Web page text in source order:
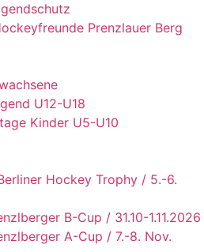
Prenzlauer Berg
U12-U18
Kinder U5-U10
Hockey Trophy / 5.-6.
B-Cup / 31.10-1.11.2026
A-Cup / 7.-8. Nov.